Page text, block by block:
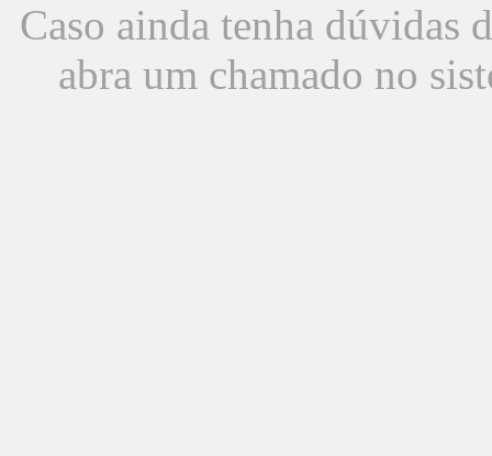
Caso ainda tenha dúvidas
abra um chamado no